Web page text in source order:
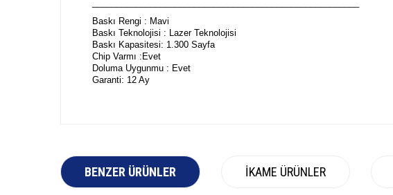
Baskı Rengi : Mavi
Baskı Teknolojisi : Lazer Teknolojisi
Baskı Kapasitesi: 1.300 Sayfa
Chip Varmı :Evet
Doluma Uygunmu : Evet
Garanti: 12 Ay
BENZER ÜRÜNLER İKAME ÜRÜNLER